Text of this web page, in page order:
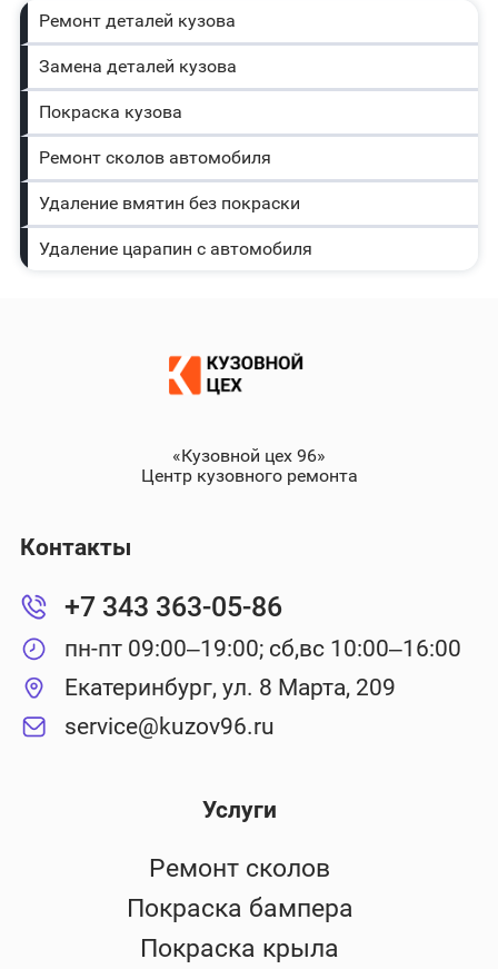
Ремонт деталей кузова
Замена деталей кузова
Покраска кузова
Ремонт сколов автомобиля
Удаление вмятин без покраски
Удаление царапин с автомобиля
«Кузовной цех 96»
Центр кузовного ремонта
Услуги
Ремонт сколов
Покраска бампера
Покраска крыла
Контакты
+7 343 363-05-86
пн-пт 09:00–19:00; сб,вс 10:00–16:00
Екатеринбург, ул. 8 Марта, 209
service@kuzov96.ru